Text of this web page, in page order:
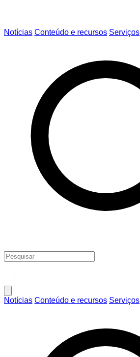
Notícias Conteúdo e recursos Serviços
Notícias Conteúdo e recursos Serviços